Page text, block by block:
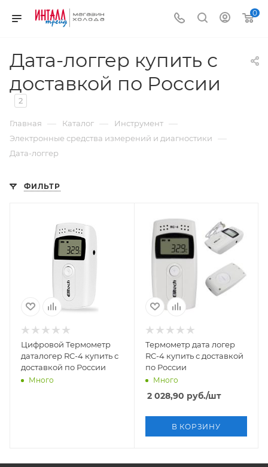
0
Дата-логгер купить с
доставкой по России
2
Главная — Каталог — Инструмент —
Электронные средства измерений и диагностики —
Дата-логгер
ФИЛЬТР
Цифровой Термометр
даталогер RC-4 купить с
доставкой по России
Много
Термометр дата логер
RC-4 купить с доставкой
по России
Много
2 028,90 руб./шт
В КОРЗИНУ